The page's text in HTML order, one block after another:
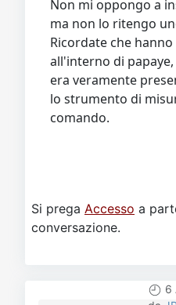
Non mi oppongo a
ma non lo ritengo
Ricordate che
all'interno di
era veramente
lo strumento di
comando.
Si prega Accesso a
conversazione.
6